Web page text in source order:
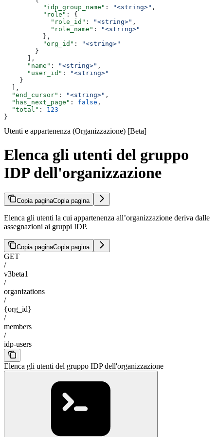
          "idp_group_name"
: "<string>" ,
          "role"
: {
            "role_id"
: "<string>" ,
            "role_name"
:
"<string>"
          },
          "org_id"
:
"<string>"
        }
      ],
      "name"
: "<string>" ,
      "user_id"
:
"<string>"
    }
  ],
  "end_cursor"
: "<string>" ,
  "has_next_page"
: false ,
  "total"
: 123
}
Utenti e appartenenza (Organizzazione) [Beta]
Elenca gli utenti del gruppo
IDP dell'organizzazione
Copia paginaCopia pagina
Elenca gli utenti la cui appartenenza all’organizzazione deriva dalle
assegnazioni ai gruppi IDP.
Copia paginaCopia pagina
GET
/
v3beta1
/
organizations
/
{org_id}
/
members
/
idp-users
Elenca gli utenti del gruppo IDP dell'organizzazione